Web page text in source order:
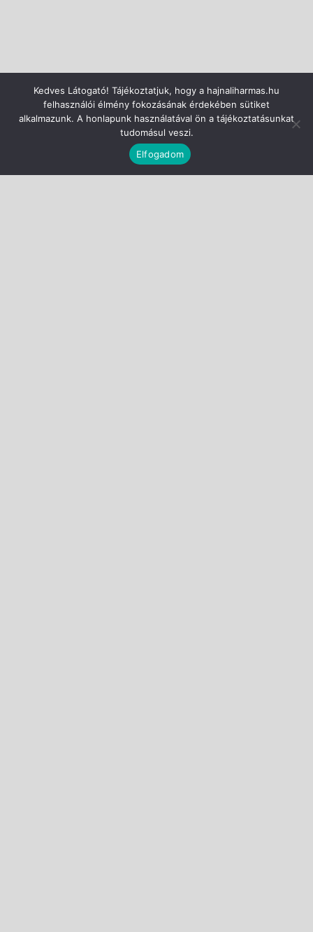
Kedves Látogató! Tájékoztatjuk, hogy a hajnaliharmas.hu
felhasználói élmény fokozásának érdekében sütiket
alkalmazunk. A honlapunk használatával ön a tájékoztatásunkat
tudomásul veszi.
Elfogadom